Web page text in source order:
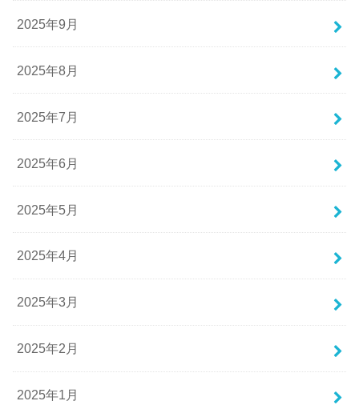
2025年9月
2025年8月
2025年7月
2025年6月
2025年5月
2025年4月
2025年3月
2025年2月
2025年1月